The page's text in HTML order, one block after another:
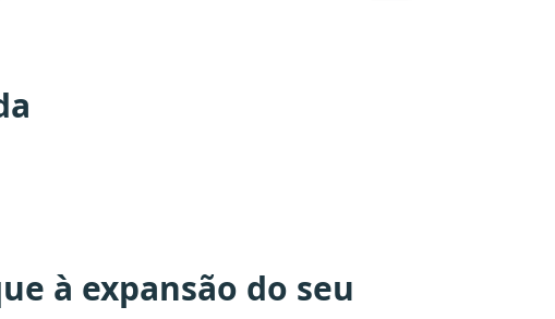
à expansão do seu